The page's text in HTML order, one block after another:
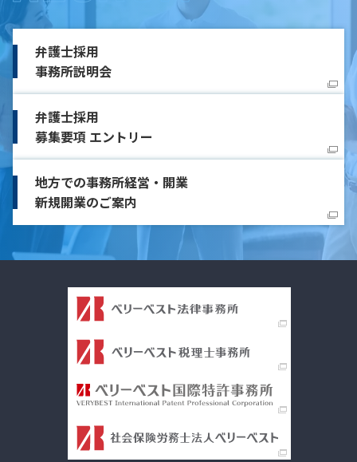
弁護士採用
事務所説明会
弁護士採用
募集要項 エントリー
地方での事務所経営・開業
新規開業のご案内